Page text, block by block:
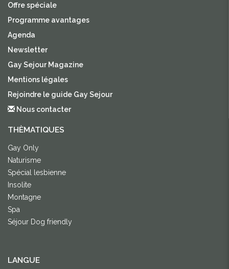
Offre spéciale
Programme avantages
Agenda
Newsletter
Gay Sejour Magazine
Mentions légales
Rejoindre le guide Gay Sejour
Nous contacter
THÈMATIQUES
Gay Only
Naturisme
Spécial lesbienne
Insolite
Montagne
Spa
Séjour Dog friendly
LANGUE